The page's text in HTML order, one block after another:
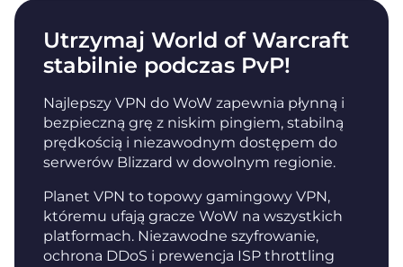
Utrzymaj World of Warcraft
stabilnie podczas PvP!
Najlepszy VPN do WoW zapewnia płynną i
bezpieczną grę z niskim pingiem, stabilną
prędkością i niezawodnym dostępem do
serwerów Blizzard w dowolnym regionie.
Planet VPN to topowy gamingowy VPN,
któremu ufają gracze WoW na wszystkich
platformach. Niezawodne szyfrowanie,
ochrona DDoS i prewencja ISP throttling